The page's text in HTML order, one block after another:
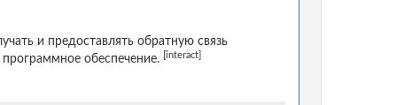
и предоставлять обратную связь
обеспечение.
[interact]